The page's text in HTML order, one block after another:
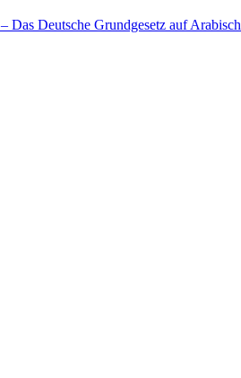
لجمهورية ألمانيا االتحادية القانون األساسي – Das Deutsche Grundgesetz auf Arabisch